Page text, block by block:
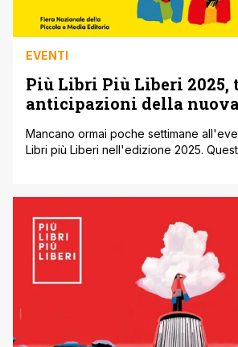
EVENTI
Più Libri Più Liberi 2025,
anticipazioni della
Mancano ormai poche settimane
Libri più Liberi nell'edizione 2025.
Italiana Editori (AIE), si terrà da giovedì
dicembre alla Nuvola nel quartiere EUR
giorni dedicati ai libri e alla lettura [']